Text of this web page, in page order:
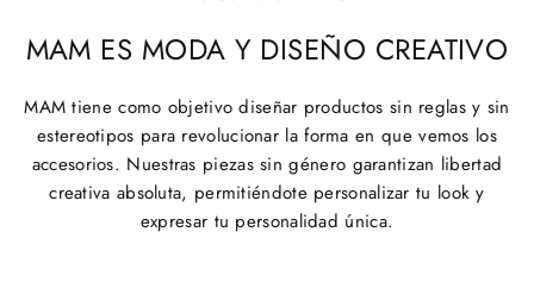
MAM ES MODA Y DISEÑO CREATIVO
MAM tiene como objetivo diseñar productos sin reglas y sin
estereotipos para revolucionar la forma en que vemos los
accesorios. Nuestras piezas sin género garantizan libertad
creativa absoluta, permitiéndote personalizar tu look y
expresar tu personalidad única.